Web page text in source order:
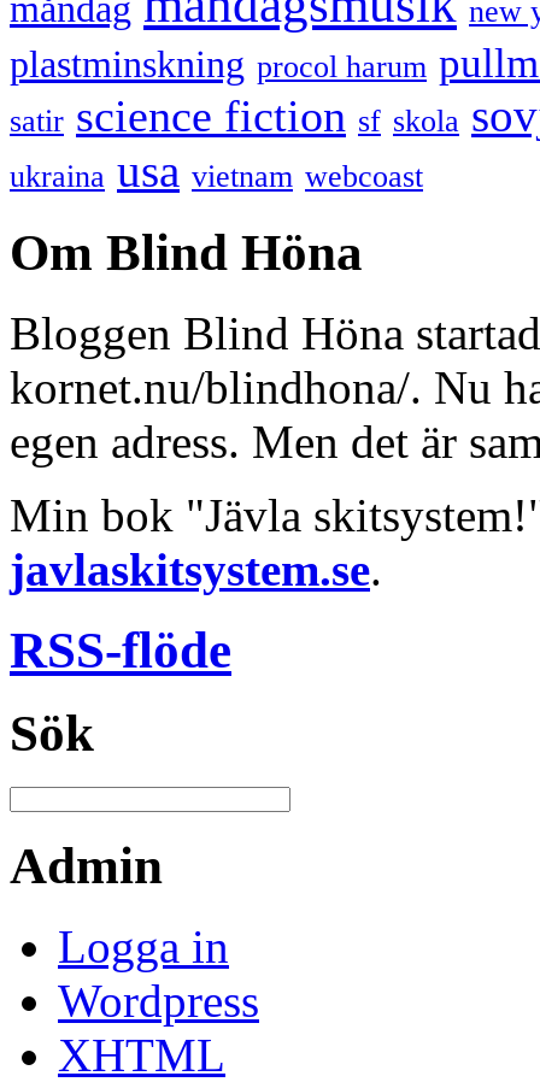
måndag new
plastminskning procol harum
satir science fiction sf skola
ukraina usa vietnam webcoast
Om Blind Höna
Bloggen Blind Höna
kornet.nu/blindhona/. Nu
egen adress. Men det är
Min bok "Jävla
javlaskitsystem.se.
RSS-flöde
Sök
Admin
Logga in
Wordpress
XHTML